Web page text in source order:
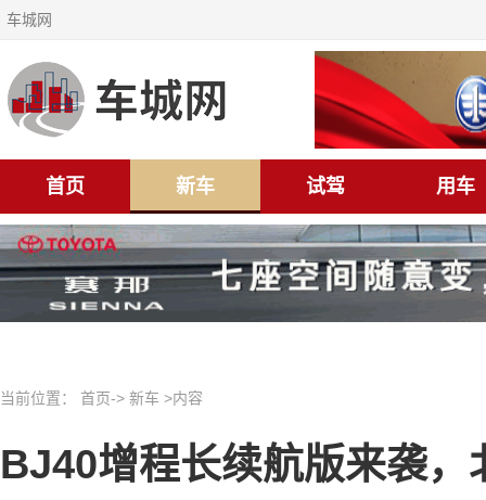
车城网
首页 新车 试驾 用车
当前位置： 首页-> 新车 >内容
BJ40增程长续航版来袭，